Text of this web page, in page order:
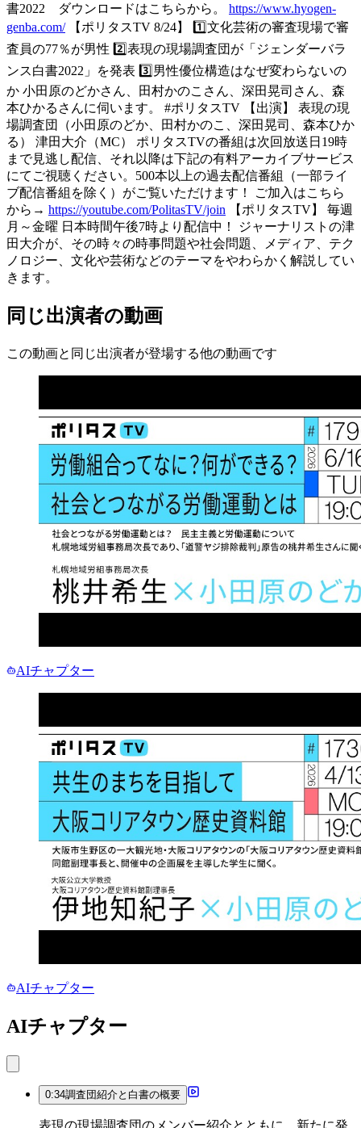
書2022 ダウンロードはこちらから。 https://www.hyogen-
genba.com/【ポリタスTV 8/24】 1️⃣文化芸術の審査現場で審
査員の77％が男性 2️⃣表現の現場調査団が「ジェンダーバラ
ンス白書2022」を発表 3️⃣男性優位構造はなぜ変わらないの
か 小田原のどかさん、田村かのこさん、深⽥晃司さん、森
本ひかるさんに伺います。 #ポリタスTV 【出演】 表現の現
場調査団（小田原のどか、田村かのこ、深⽥晃司、森本ひか
る） 津田大介（MC） ポリタスTVの番組は次回放送日19時
まで見逃し配信、それ以降は下記の有料アーカイブサービス
にてご視聴ください。500本以上の過去配信番組（一部ライ
ブ配信番組を除く）がご覧いただけます！ ご加入はこちら
から→ https://youtube.com/PolitasTV/join 【ポリタスTV】 毎週
月～金曜 日本時間午後7時より配信中！ ジャーナリストの津
田大介が、その時々の時事問題や社会問題、メディア、テク
ノロジー、文化や芸術などのテーマをやわらかく解説してい
きます。
同じ出演者の動画
この動画と同じ出演者が登場する他の動画です
AIチャプター
AIチャプター
AIチャプター
0:34調査団紹介と白書の概要